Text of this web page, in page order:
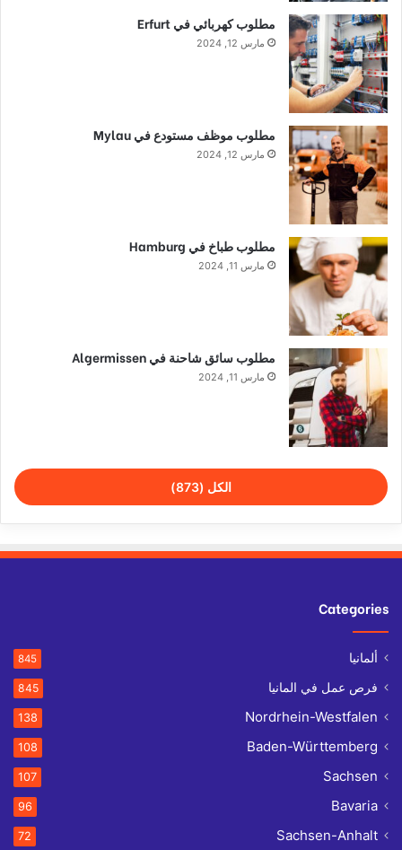
مطلوب كهربائي في Erfurt
مارس 12, 2024
مطلوب موظف مستودع في Mylau
مارس 12, 2024
مطلوب طباخ في Hamburg
مارس 11, 2024
مطلوب سائق شاحنة في Algermissen
مارس 11, 2024
الكل (873)
Categories
ألمانيا 845
فرص عمل في المانيا 845
Nordrhein-Westfalen
138
Baden-Württemberg
108
Sachsen
107
Bavaria
96
Sachsen-Anhalt
72